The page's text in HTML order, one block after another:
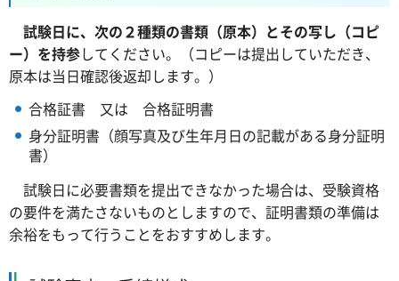
試験日に、次の２種類の書類（原本）とその写し（コピ
ー）を持参してください。（コピーは提出していただき、
原本は当日確認後返却します。）
合格証書 又は 合格証明書
身分証明書（顔写真及び生年月日の記載がある身分証明
書）
試験日に必要書類を提出できなかった場合は、受験資格
の要件を満たさないものとしますので、証明書類の準備は
余裕をもって行うことをおすすめします。